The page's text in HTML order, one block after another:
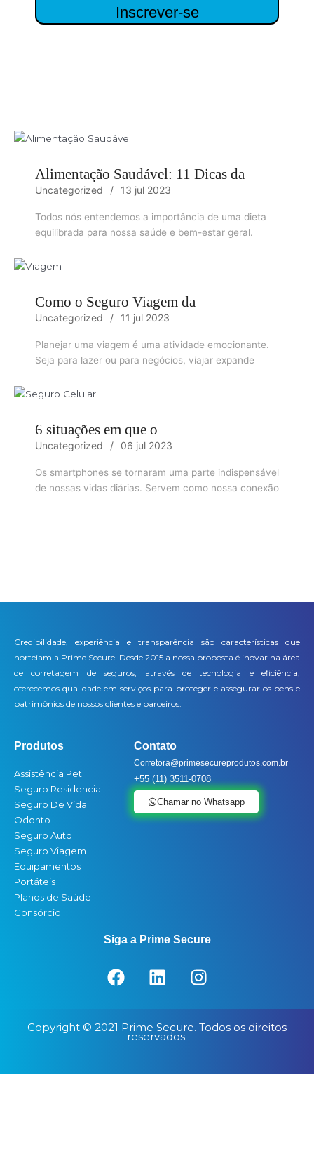
Inscrever-se
Alimentação Saudável: 11 Dicas da
Uncategorized 13 jul 2023
Todos nós entendemos a importância de uma dieta
equilibrada para nossa saúde e bem-estar geral.
Como o Seguro Viagem da
Uncategorized 11 jul 2023
Planejar uma viagem é uma atividade emocionante.
Seja para lazer ou para negócios, viajar expande
6 situações em que o
Uncategorized 06 jul 2023
Os smartphones se tornaram uma parte indispensável
de nossas vidas diárias. Servem como nossa conexão
Credibilidade, experiência e transparência são características que
norteiam a Prime Secure. Desde 2015 a nossa proposta é inovar na área
de corretagem de seguros, através de tecnologia e eficiência,
oferecemos qualidade em serviços para proteger e assegurar os bens e
patrimônios de nossos clientes e parceiros.
Produtos
Assistência Pet
Seguro Residencial
Seguro De Vida
Odonto
Seguro Auto
Seguro Viagem
Equipamentos
Portáteis
Planos de Saúde
Consórcio
Contato
Corretora@primesecureprodutos.com.br
+55 (11) 3511-0708
Chamar no Whatsapp
Siga a Prime Secure
F
a
e
b
o
L
i
k
e
i
I
n
t
a
r
Copyright © 2021 Prime Secure. Todos os direitos
reservados.